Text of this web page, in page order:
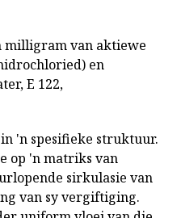
milligram van aktiewe
en
E 122,
'n spesifieke struktuur.
op 'n matriks van
sirkulasie van
van sy vergiftiging.